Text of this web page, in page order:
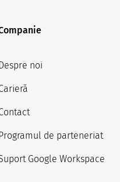
Despre noi
Programul de parteneriat
Google Workspace